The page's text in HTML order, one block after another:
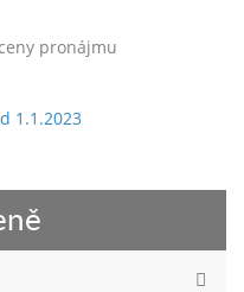
pronájmu
1.1.2023